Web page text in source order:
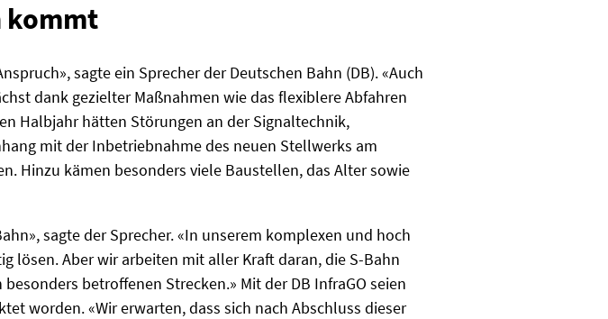
kommt
sagte ein Sprecher der Deutschen Bahn (DB). «Auch
dank gezielter Maßnahmen wie das flexiblere Abfahren
Halbjahr hätten Störungen an der Signaltechnik,
mit der Inbetriebnahme des neuen Stellwerks am
Hinzu kämen besonders viele Baustellen, das Alter sowie
sagte der Sprecher. «In unserem komplexen und hoch
lösen. Aber wir arbeiten mit aller Kraft daran, die S-Bahn
betroffenen Strecken.» Mit der DB InfraGO seien
worden. «Wir erwarten, dass sich nach Abschluss dieser